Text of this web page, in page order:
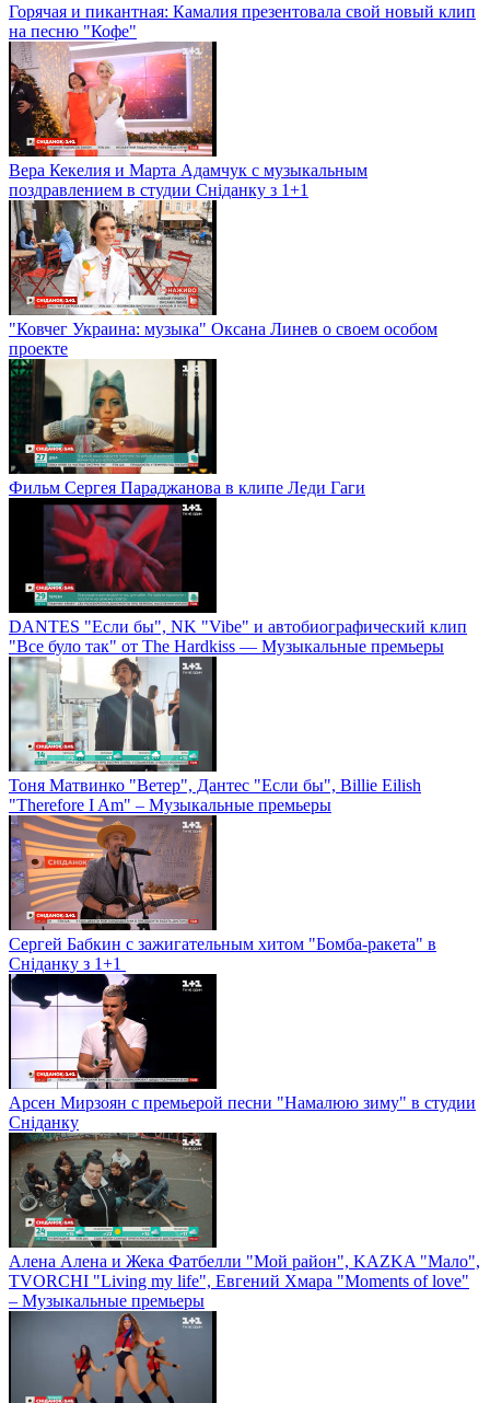
Горячая и пикантная: Камалия презентовала свой новый клип
на песню "Кофе"
Вера Кекелия и Марта Адамчук с музыкальным
поздравлением в студии Сніданку з 1+1
"Ковчег Украина: музыка" Оксана Линев о своем особом
проекте
Фильм Сергея Параджанова в клипе Леди Гаги
DANTES "Если бы", NK "Vibe" и автобиографический клип
"Все було так" от The Hardkiss — Музыкальные премьеры
Тоня Матвинко "Ветер", Дантес "Если бы", Billie Eilish
"Therefore I Am" – Музыкальные премьеры
Сергей Бабкин с зажигательным хитом "Бомба-ракета" в
Сніданку з 1+1
Арсен Мирзоян с премьерой песни "Намалюю зиму" в студии
Сніданку
Алена Алена и Жека Фатбелли "Мой район", KAZKA "Мало",
TVORCHI "Living my life", Евгений Хмара "Moments of love"
– Музыкальные премьеры